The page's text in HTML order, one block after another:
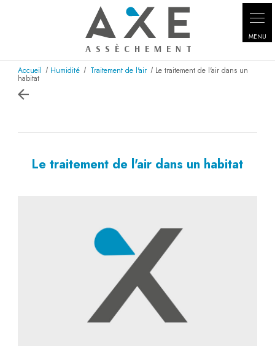
Accueil Humidité Traitement de l'air Le traitement de l'air dans un
habitat
Le traitement de l'air dans un habitat
Panneau de gestion des cookies